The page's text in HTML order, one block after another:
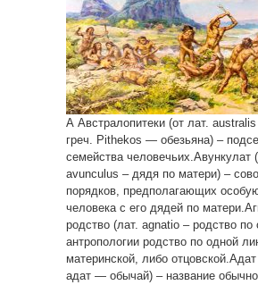
А Австралопитеки (от лат.
греч. Pithekos — обезьяна) –
семейства человечьих.Авункулат
аvunculus – дядя по матери) –
порядков, предполагающих
человека с его дядей по
родство (лат. agnatio – родство по
антропологии родство по одной
материнской, либо
адат — обычай) – название